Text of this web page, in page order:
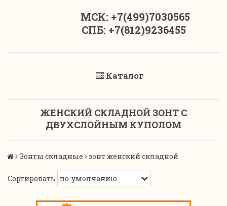
МСК: +7(499)7030565
СПБ: +7(812)9236455
Каталог
ЖЕНСКИЙ СКЛАДНОЙ ЗОНТ С
ДВУХСЛОЙНЫМ КУПОЛОМ
Зонты складные зонт женский складной
Сортировать